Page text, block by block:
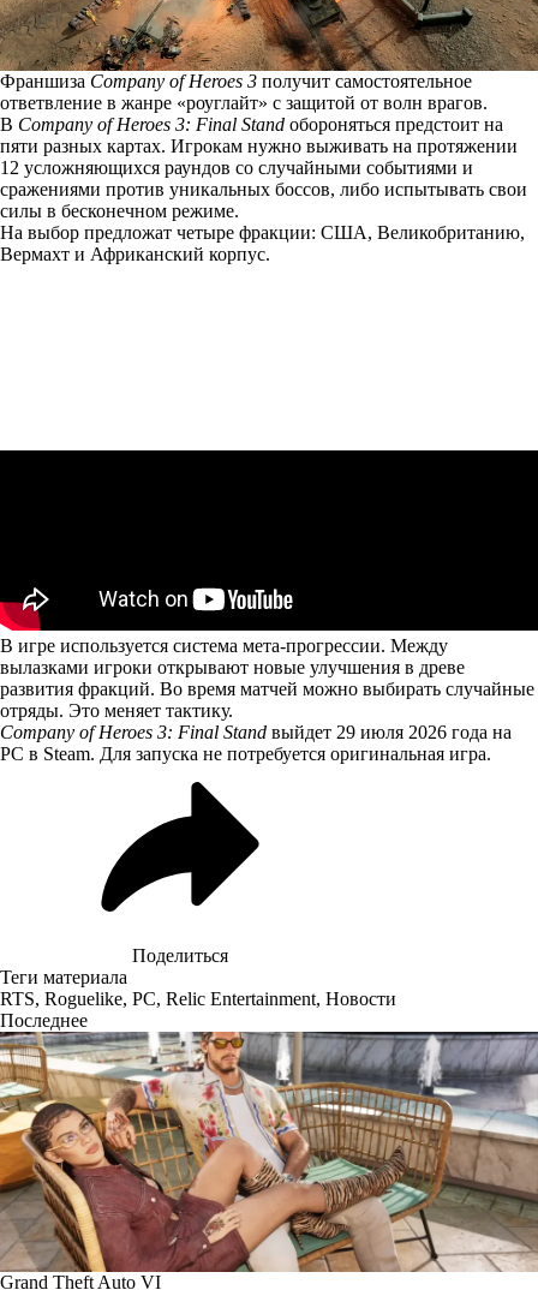
Франшиза Company of Heroes 3 получит самостоятельное
ответвление в жанре «роуглайт» с защитой от волн врагов.
В Company of Heroes 3: Final Stand обороняться предстоит на
пяти разных картах. Игрокам нужно выживать на протяжении
12 усложняющихся раундов со случайными событиями и
сражениями против уникальных боссов, либо испытывать свои
силы в бесконечном режиме.
На выбор предложат четыре фракции: США, Великобританию,
Вермахт и Африканский корпус.
В игре используется система мета-прогрессии. Между
вылазками игроки открывают новые улучшения в древе
развития фракций. Во время матчей можно выбирать случайные
отряды. Это меняет тактику.
Company of Heroes 3: Final Stand выйдет 29 июля 2026 года на
PC в Steam. Для запуска не потребуется оригинальная игра.
Поделиться
Теги материала
RTS, Roguelike, PC, Relic Entertainment, Новости
Последнее
Grand Theft Auto VI